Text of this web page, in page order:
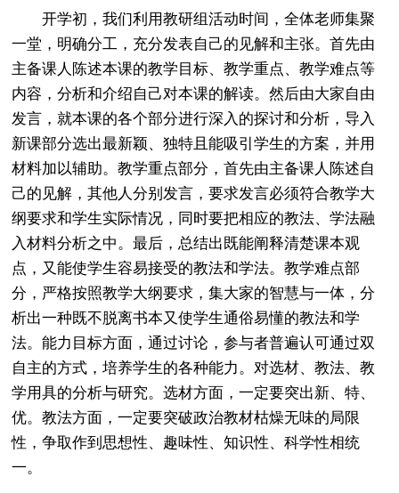
开学初，我们利用教研组活动时间，全体老师集聚
一堂，明确分工，充分发表自己的见解和主张。首先由
主备课人陈述本课的教学目标、教学重点、教学难点等
内容，分析和介绍自己对本课的解读。然后由大家自由
发言，就本课的各个部分进行深入的探讨和分析，导入
新课部分选出最新颖、独特且能吸引学生的方案，并用
材料加以辅助。教学重点部分，首先由主备课人陈述自
己的见解，其他人分别发言，要求发言必须符合教学大
纲要求和学生实际情况，同时要把相应的教法、学法融
入材料分析之中。最后，总结出既能阐释清楚课本观
点，又能使学生容易接受的教法和学法。教学难点部
分，严格按照教学大纲要求，集大家的智慧与一体，分
析出一种既不脱离书本又使学生通俗易懂的教法和学
法。能力目标方面，通过讨论，参与者普遍认可通过双
自主的方式，培养学生的各种能力。对选材、教法、教
学用具的分析与研究。选材方面，一定要突出新、特、
优。教法方面，一定要突破政治教材枯燥无味的局限
性，争取作到思想性、趣味性、知识性、科学性相统
一。